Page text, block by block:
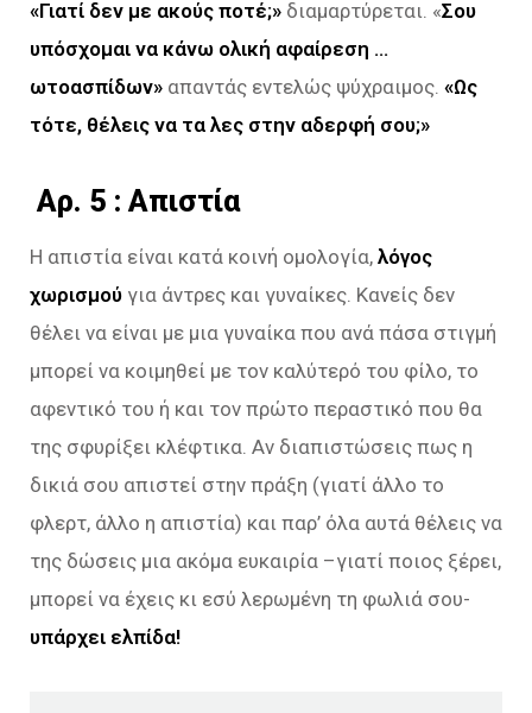
«Γιατί δεν με ακούς ποτέ;» διαμαρτύρεται. «Σου
υπόσχομαι να κάνω ολική αφαίρεση …
ωτοασπίδων» απαντάς εντελώς ψύχραιμος. «Ως
τότε, θέλεις να τα λες στην αδερφή σου;»
Aρ. 5 : Απιστία
Η απιστία είναι κατά κοινή ομολογία, λόγος
χωρισμού για άντρες και γυναίκες. Κανείς δεν
θέλει να είναι με μια γυναίκα που ανά πάσα στιγμή
μπορεί να κοιμηθεί με τον καλύτερό του φίλο, το
αφεντικό του ή και τον πρώτο περαστικό που θα
της σφυρίξει κλέφτικα. Αν διαπιστώσεις πως η
δικιά σου απιστεί στην πράξη (γιατί άλλο το
φλερτ, άλλο η απιστία) και παρ’ όλα αυτά θέλεις να
της δώσεις μια ακόμα ευκαιρία –γιατί ποιος ξέρει,
μπορεί να έχεις κι εσύ λερωμένη τη φωλιά σου-
υπάρχει ελπίδα!